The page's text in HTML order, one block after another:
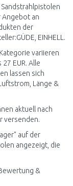
Vergleichen
Angebot an
der
EINHELL.
variieren
27 EUR. Alle
lassen sich
Länge &
aktuell nach
versenden.
auf der
angezeigt, die
&